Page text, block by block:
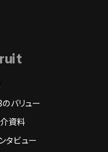
バリュー
資料
タビュー